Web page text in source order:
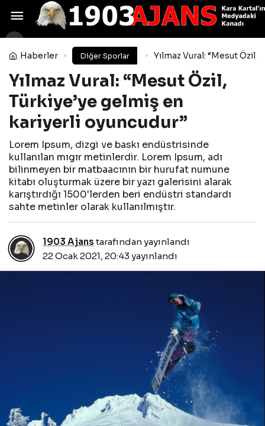
Haberler Diğer Sporlar Yılmaz Vural: “Mesut
Yılmaz Vural: “Mesut Özil,
Türkiye’ye gelmiş en
kariyerli oyuncudur”
Lorem Ipsum, dizgi ve baskı endüstrisinde
kullanılan mıgır metinlerdir. Lorem Ipsum, adı
bilinmeyen bir matbaacının bir hurufat numune
kitabı oluşturmak üzere bir yazı galerisini alarak
karıştırdığı 1500'lerden beri endüstri standardı
sahte metinler olarak kullanılmıştır.
1903 Ajans tarafından yayınlandı
22 Ocak 2021, 20:43yayınlandı
Rizespor, Başakşehir maçına
12 eksikle gitti
Yorum Yap